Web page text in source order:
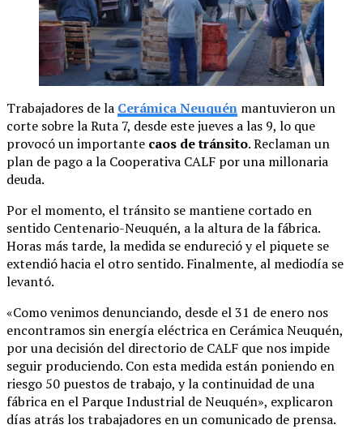
Trabajadores de la Cerámica Neuquén mantuvieron un
corte sobre la Ruta 7, desde este jueves a las 9, lo que
provocó un importante caos de tránsito. Reclaman un
plan de pago a la Cooperativa CALF por una millonaria
deuda.
Por el momento, el tránsito se mantiene cortado en
sentido Centenario-Neuquén, a la altura de la fábrica.
Horas más tarde, la medida se endureció y el piquete se
extendió hacia el otro sentido. Finalmente, al mediodía se
levantó.
«Como venimos denunciando, desde el 31 de enero nos
encontramos sin energía eléctrica en Cerámica Neuquén,
por una decisión del directorio de CALF que nos impide
seguir produciendo. Con esta medida están poniendo en
riesgo 50 puestos de trabajo, y la continuidad de una
fábrica en el Parque Industrial de Neuquén», explicaron
días atrás los trabajadores en un comunicado de prensa.